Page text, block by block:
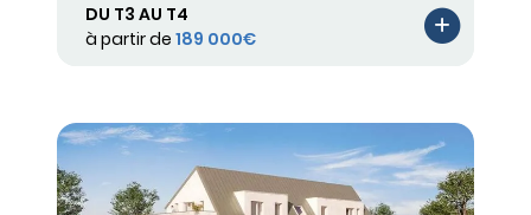
DU T3 AU T4
à partir de 189 000€